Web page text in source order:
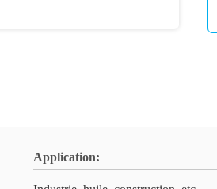
Application: